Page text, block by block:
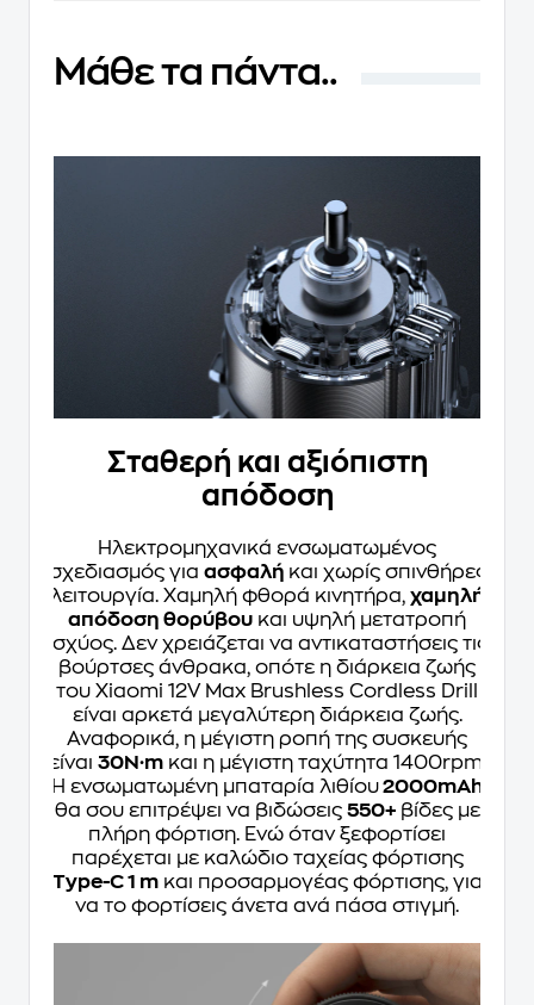
Μάθε τα πάντα..
Σταθερή και αξιόπιστη
απόδοση
Ηλεκτρομηχανικά ενσωματωμένος
σχεδιασμός για ασφαλή και χωρίς σπινθήρες
λειτουργία. Χαμηλή φθορά κινητήρα, χαμηλή
απόδοση θορύβου και υψηλή μετατροπή
ισχύος. Δεν χρειάζεται να αντικαταστήσεις τις
βούρτσες άνθρακα, οπότε η διάρκεια ζωής
του Xiaomi 12V Max Brushless Cordless Drill
είναι αρκετά μεγαλύτερη διάρκεια ζωής.
Αναφορικά, η μέγιστη ροπή της συσκευής
είναι 30N·mκαι η μέγιστη ταχύτητα 1400rpm.
Η ενσωματωμένη μπαταρία λιθίου2000mAh
θα σου επιτρέψει να βιδώσεις 550+ βίδες με
πλήρη φόρτιση. Ενώ όταν ξεφορτίσει
παρέχεται με καλώδιο ταχείας φόρτισης
Type-C 1 mκαι προσαρμογέας φόρτισης, για
να το φορτίσεις άνετα ανά πάσα στιγμή.